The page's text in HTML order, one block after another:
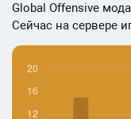
Global Offensive
Сейчас на сервере